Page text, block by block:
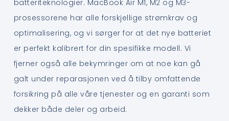
batteriteknologier. MacBook Air M1, M2 og M3-
prosessorene har alle forskjellige strømkrav og
optimalisering, og vi sørger for at det nye batteriet
er perfekt kalibrert for din spesifikke modell. Vi
fjerner også alle bekymringer om at noe kan gå
galt under reparasjonen ved å tilby omfattende
forsikring på alle våre tjenester og en garanti som
dekker både deler og arbeid.